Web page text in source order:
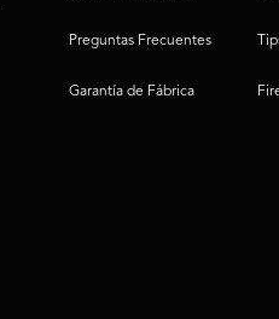
Preguntas Frecuentes
Garantía de Fábrica